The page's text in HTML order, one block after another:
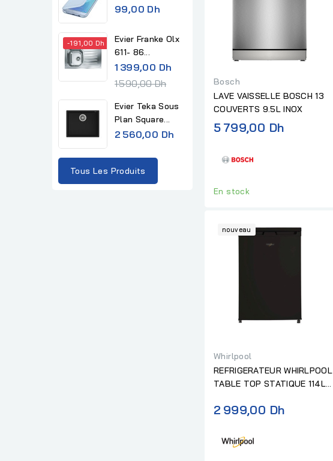
99,00 Dh
-191,00 Dh
Evier Franke Olx
611- 86...
1 399,00 Dh
u
1 590,00 Dh
Evier Teka Sous
Plan Square...
2 560,00 Dh
Tous Les Produits
Bosch
LAVE VAISSELLE BOSCH 13
COUVERTS 9.5L INOX
5 799,00 Dh
En stock
nouveau
Whirlpool
REFRIGERATEUR WHIRLPOOL
TABLE TOP STATIQUE 114L
2 999,00 Dh